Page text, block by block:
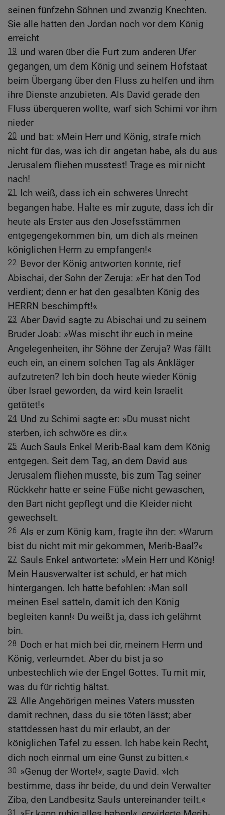
seinen fünfzehn Söhnen und zwanzig Knechten.
Sie alle hatten den Jordan noch vor dem König
erreicht
19 und waren über die Furt zum anderen Ufer
gegangen, um dem König und seinem Hofstaat
beim Übergang über den Fluss zu helfen und ihm
ihre Dienste anzubieten. Als David gerade den
Fluss überqueren wollte, warf sich Schimi vor ihm
nieder
20 und bat: »Mein Herr und König, strafe mich
nicht für das, was ich dir angetan habe, als du aus
Jerusalem fliehen musstest! Trage es mir nicht
nach!
21 Ich weiß, dass ich ein schweres Unrecht
begangen habe. Halte es mir zugute, dass ich dir
heute als Erster aus den Josefsstämmen
entgegengekommen bin, um dich als meinen
königlichen Herrn zu empfangen!«
22 Bevor der König antworten konnte, rief
Abischai, der Sohn der Zeruja: »Er hat den Tod
verdient; denn er hat den gesalbten König des
HERRN beschimpft!«
23 Aber David sagte zu Abischai und zu seinem
Bruder Joab: »Was mischt ihr euch in meine
Angelegenheiten, ihr Söhne der Zeruja? Was fällt
euch ein, an einem solchen Tag als Ankläger
aufzutreten? Ich bin doch heute wieder König
über Israel geworden, da wird kein Israelit
getötet!«
24 Und zu Schimi sagte er: »Du musst nicht
sterben, ich schwöre es dir.«
25 Auch Sauls Enkel Merib-Baal kam dem König
entgegen. Seit dem Tag, an dem David aus
Jerusalem fliehen musste, bis zum Tag seiner
Rückkehr hatte er seine Füße nicht gewaschen,
den Bart nicht gepflegt und die Kleider nicht
gewechselt.
26 Als er zum König kam, fragte ihn der: »Warum
bist du nicht mit mir gekommen, Merib-Baal?«
27 Sauls Enkel antwortete: »Mein Herr und König!
Mein Hausverwalter ist schuld, er hat mich
hintergangen. Ich hatte befohlen: ›Man soll
meinen Esel satteln, damit ich den König
begleiten kann!‹ Du weißt ja, dass ich gelähmt
bin.
28 Doch er hat mich bei dir, meinem Herrn und
König, verleumdet. Aber du bist ja so
unbestechlich wie der Engel Gottes. Tu mit mir,
was du für richtig hältst.
29 Alle Angehörigen meines Vaters mussten
damit rechnen, dass du sie töten lässt; aber
stattdessen hast du mir erlaubt, an der
königlichen Tafel zu essen. Ich habe kein Recht,
dich noch einmal um eine Gunst zu bitten.«
30 »Genug der Worte!«, sagte David. »Ich
bestimme, dass ihr beide, du und dein Verwalter
Ziba, den Landbesitz Sauls untereinander teilt.«
31